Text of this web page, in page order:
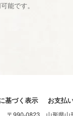
能です。
基づく表示 お支払
〒990-0823 山形県山